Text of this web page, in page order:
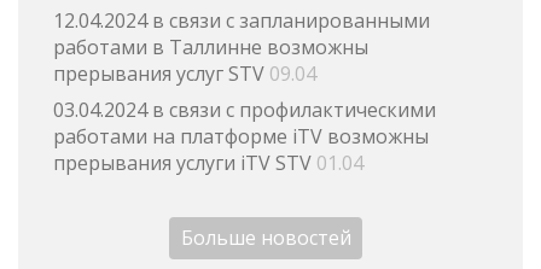
12.04.2024 в связи с запланированными
работами в Таллинне возможны
прерывания услуг STV 09.04
03.04.2024 в связи с профилактическими
работами на платформе iTV возможны
прерывания услуги iTV STV 01.04
Больше новостей